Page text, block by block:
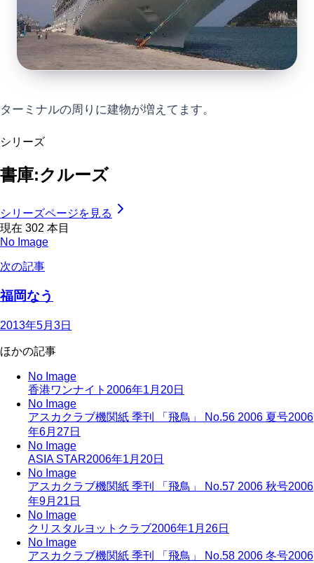
ターミナルの周りに建物が増えてます。
シリーズ
書庫:クルーズ
シリーズページを見る
現在 302 本目
No Image
次の記事
福岡なう
2013年5月3日
ほかの記事
No Image
香港ワンナイト 2006年1月20日
No Image
アスカクラブ機関紙 季刊 「飛鳥」 No.56 2006 夏号2006
年6月27日
No Image
ASIA STAR2006年1月20日
No Image
アスカクラブ機関紙 季刊 「飛鳥」 No.57 2006 秋号2006
年9月21日
No Image
クリスタルヨットクラブ2006年1月26日
No Image
アスカクラブ機関紙 季刊 「飛鳥」 No.58 2006 冬号2006